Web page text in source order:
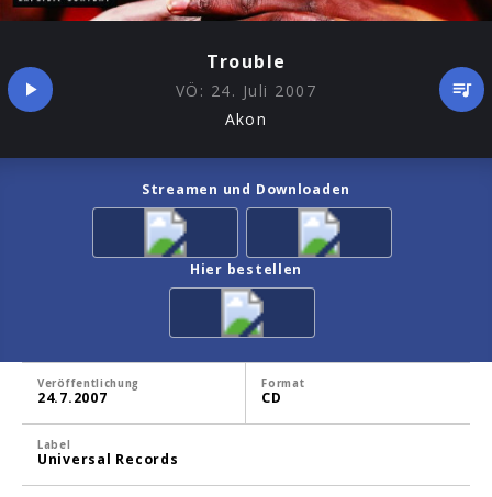
Trouble
VÖ: 24. Juli 2007
Akon
Streamen und Downloaden
Hier bestellen
Veröffentlichung
24.7.2007
Format
CD
Label
Universal Records